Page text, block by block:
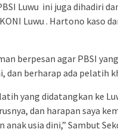
Luwu ini juga dihadiri
Luwu . Hartono kaso
berpesan agar PBSI
dan berharap ada pelatih
yang didatangkan ke
dan harapan saya
usia dini,” Sambut